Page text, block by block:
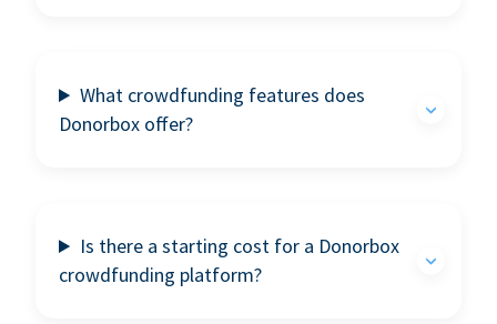
What crowdfunding features does
Donorbox offer?
Is there a starting cost for a Donorbox
crowdfunding platform?